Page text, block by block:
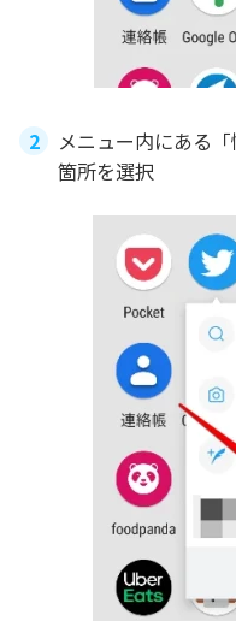
メニュー内にある
箇所を選択